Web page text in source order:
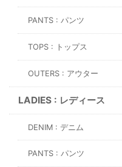
PANTS : パンツ
TOPS : トップス
OUTERS : アウター
LADIES : レディース
DENIM : デニム
PANTS : パンツ